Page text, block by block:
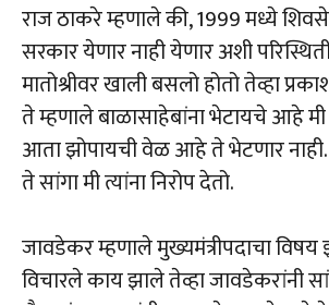
राज ठाकरे म्हणाले की, 1999 मध्ये
सरकार येणार नाही येणार अशी
मातोश्रीवर खाली बसलो होतो तेव्हा
ते म्हणाले बाळासाहेबांना भेटायचे आहे मी
आता झोपायची वेळ आहे ते भेटणार
ते सांगा मी त्यांना निरोप देतो.
जावडेकर म्हणाले मुख्यमंत्रीपदाचा
विचारले काय झाले तेव्हा जावडेकरांनी